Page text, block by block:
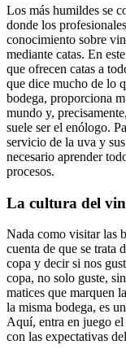
Los más humildes se
donde los
conocimiento sobre
mediante catas. En
que ofrecen catas a
que dice mucho de lo
bodega, proporciona
mundo y,
suele ser el enólogo.
servicio de la uva y
necesario aprender
procesos.
La cultura del
Nada como visitar las
cuenta de que se trata
copa y decir si nos
copa, no solo guste,
matices que marquen
la misma bodega, es
Aquí, entra en juego
con las expectativas